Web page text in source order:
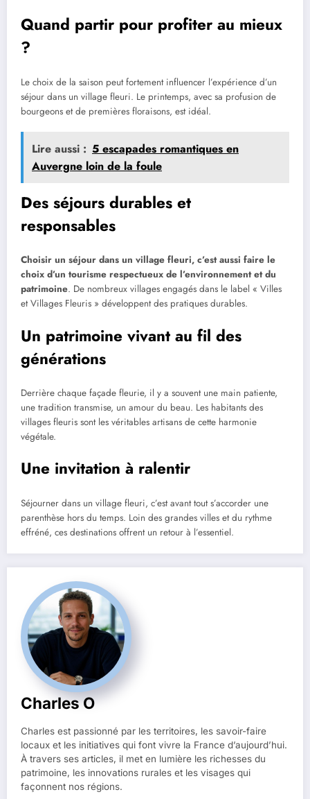
Quand partir pour profiter au mieux
?
Le choix de la saison peut fortement influencer l’expérience d’un
séjour dans un village fleuri. Le printemps, avec sa profusion de
bourgeons et de premières floraisons, est idéal.
Lire aussi : 5 escapades romantiques en
Auvergne loin de la foule
Des séjours durables et
responsables
Choisir un séjour dans un village fleuri, c’est aussi faire le
choix d’un tourisme respectueux de l’environnement et du
patrimoine. De nombreux villages engagés dans le label « Villes
et Villages Fleuris » développent des pratiques durables.
Un patrimoine vivant au fil des
générations
Derrière chaque façade fleurie, il y a souvent une main patiente,
une tradition transmise, un amour du beau. Les habitants des
villages fleuris sont les véritables artisans de cette harmonie
végétale.
Une invitation à ralentir
Séjourner dans un village fleuri, c’est avant tout s’accorder une
parenthèse hors du temps. Loin des grandes villes et du rythme
effréné, ces destinations offrent un retour à l’essentiel.
Charles O
Charles est passionné par les territoires, les savoir-faire
locaux et les initiatives qui font vivre la France d’aujourd’hui.
À travers ses articles, il met en lumière les richesses du
patrimoine, les innovations rurales et les visages qui
façonnent nos régions.